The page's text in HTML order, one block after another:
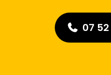
07